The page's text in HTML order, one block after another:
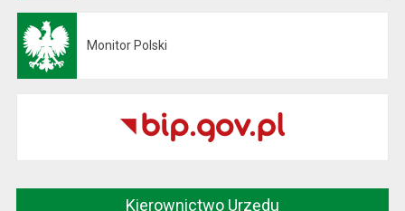
Monitor Polski
Kierownictwo Urzędu